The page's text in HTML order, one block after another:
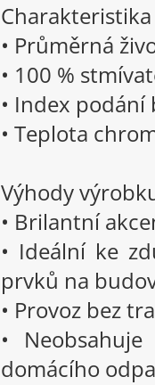
• Průměrná
• 100 %
• Index podání
• Teplota
Výhody
• Brilantní
• Ideální ke
prvků na
• Provoz bez
•
domácího